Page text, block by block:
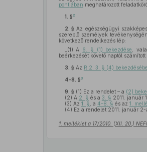
pontjában meghatározott
1. §2
2. § Az egészségügyi
szereplő személyek
következő rendelkezés lép:
„(1) A 6. § (1) bekezdése ,
beérkezését követő naptól
3. § Az R.2. 3. § (4)
4–8. §3
9. § (1) Ez a rendelet – a (2)
(2) A 2. § és a 3. § 2011. január
(3) Az 1. § , a 4–8. § és az 1.
(4) Ez a rendelet 2011. január
1. melléklet a 17/2010. (XII. 20.)